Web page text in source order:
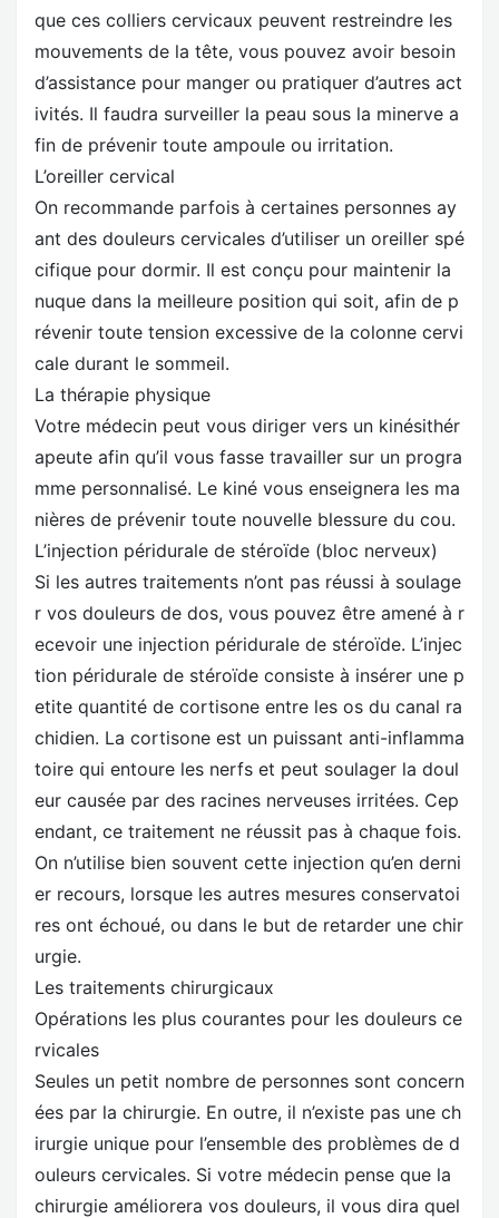
que ces colliers cervicaux peuvent restreindre les
mouvements de la tête, vous pouvez avoir besoin
d’assistance pour manger ou pratiquer d’autres act
ivités. Il faudra surveiller la peau sous la minerve a
fin de prévenir toute ampoule ou irritation.
L’oreiller cervical
On recommande parfois à certaines personnes ay
ant des douleurs cervicales d’utiliser un oreiller spé
cifique pour dormir. Il est conçu pour maintenir la
nuque dans la meilleure position qui soit, afin de p
révenir toute tension excessive de la colonne cervi
cale durant le sommeil.
La thérapie physique
Votre médecin peut vous diriger vers un kinésithér
apeute afin qu’il vous fasse travailler sur un progra
mme personnalisé. Le kiné vous enseignera les ma
nières de prévenir toute nouvelle blessure du cou.
L’injection péridurale de stéroïde (bloc nerveux)
Si les autres traitements n’ont pas réussi à soulage
r vos douleurs de dos, vous pouvez être amené à r
ecevoir une injection péridurale de stéroïde. L’injec
tion péridurale de stéroïde consiste à insérer une p
etite quantité de cortisone entre les os du canal ra
chidien. La cortisone est un puissant anti-inflamma
toire qui entoure les nerfs et peut soulager la doul
eur causée par des racines nerveuses irritées. Cep
endant, ce traitement ne réussit pas à chaque fois.
On n’utilise bien souvent cette injection qu’en derni
er recours, lorsque les autres mesures conservatoi
res ont échoué, ou dans le but de retarder une chir
urgie.
Les traitements chirurgicaux
Opérations les plus courantes pour les douleurs ce
rvicales
Seules un petit nombre de personnes sont concern
ées par la chirurgie. En outre, il n’existe pas une ch
irurgie unique pour l’ensemble des problèmes de d
ouleurs cervicales. Si votre médecin pense que la
chirurgie améliorera vos douleurs, il vous dira quel